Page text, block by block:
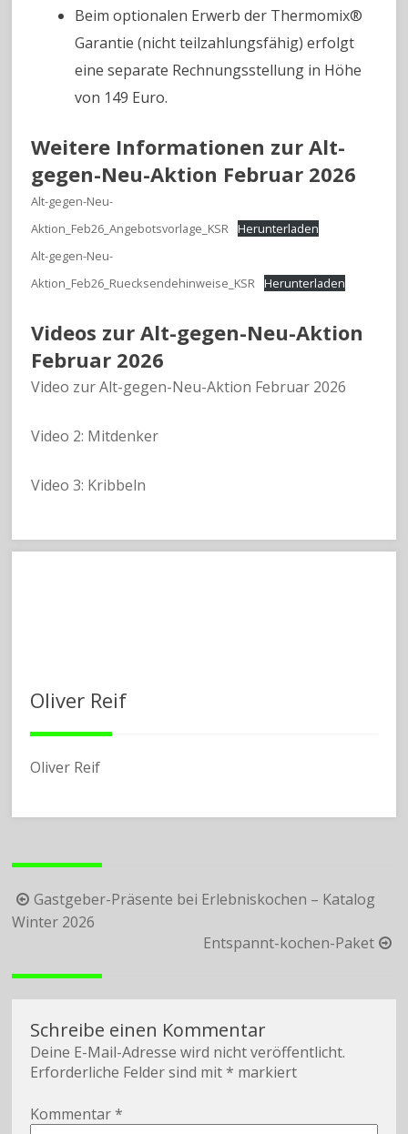
Beim optionalen Erwerb der Thermomix®
Garantie (nicht teilzahlungsfähig) erfolgt
eine separate Rechnungsstellung in Höhe
von 149 Euro.
Weitere Informationen zur Alt-
gegen-Neu-Aktion Februar 2026
Alt-gegen-Neu-
Aktion_Feb26_Angebotsvorlage_KSR Herunterladen
Alt-gegen-Neu-
Aktion_Feb26_Ruecksendehinweise_KSR Herunterladen
Videos zur Alt-gegen-Neu-Aktion
Februar 2026
Video zur Alt-gegen-Neu-Aktion Februar 2026
Video 2: Mitdenker
Video 3: Kribbeln
Oliver Reif
Oliver Reif
Beitragsnavigation
Gastgeber-Präsente bei Erlebniskochen – Katalog
Winter 2026
Entspannt-kochen-Paket
Schreibe einen Kommentar
Deine E-Mail-Adresse wird nicht veröffentlicht.
Erforderliche Felder sind mit* markiert
Kommentar*